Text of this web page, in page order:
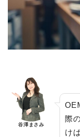
谷澤まさみ
際
け